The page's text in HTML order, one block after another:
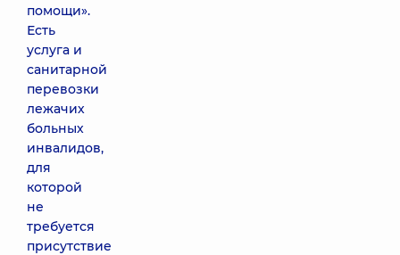
помощи».
Есть
услуга и
санитарной
перевозки
лежачих
больных
инвалидов,
для
которой
не
требуется
присутствие